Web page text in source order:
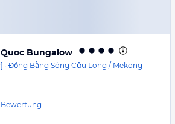
Bungalow
· Đồng Bằng Sông Cửu Long / Mekong
Bewertung